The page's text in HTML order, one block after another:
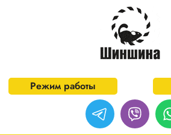
Перейти к основному содержанию
Режим работы